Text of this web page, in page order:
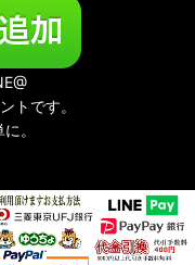
トです。
。